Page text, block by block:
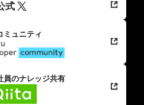
式
ミュニティ
員のナレッジ共有